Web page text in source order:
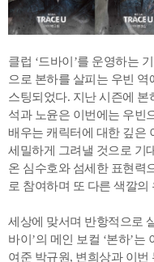
클럽 ‘드바이’를 운영하는
으로 본하를 살피는 우빈 역
스팅되었다. 지난 시즌에
석과 노윤은 이번에는 우빈
배우는 캐릭터에 대한 깊은
세밀하게 그려낼 것으로 기
온 심수호와 섬세한 표현력
로 참여하며 또 다른 색깔
세상에 맞서며 반항적으로
바이’의 메인 보컬 ‘본하’
여준 박규원, 변희상과 이번